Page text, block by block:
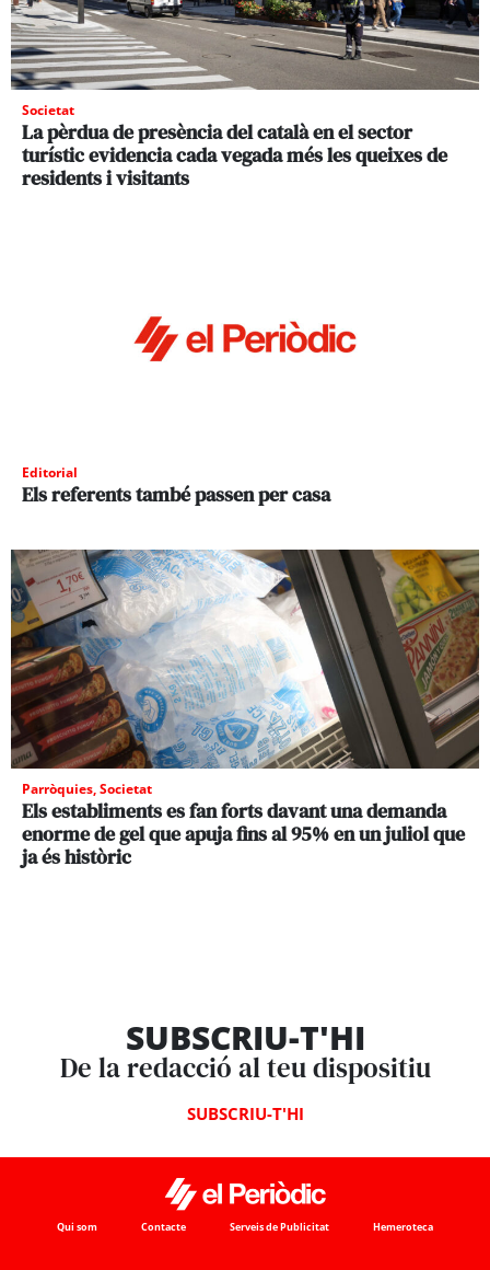
Societat
La pèrdua de presència del català en el sector
turístic evidencia cada vegada més les queixes de
residents i visitants
Editorial
Els referents també passen per casa
Parròquies,Societat
Els establiments es fan forts davant una demanda
enorme de gel que apuja fins al 95% en un juliol que
ja és històric
SUBSCRIU-T'HI
De la redacció al teu dispositiu
SUBSCRIU-T'HI
Qui som Contacte Serveis de Publicitat Hemeroteca